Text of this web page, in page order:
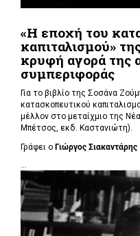
«Η εποχή του
καπιταλισμού»
κρυφή αγορά της
συμπεριφοράς
Για το βιβλίο της Σοσάνα
κατασκοπευτικού
μέλλον στο μεταίχμιο της
Μπέτσος, εκδ. Καστανιώτη).
Γράφει ο Γιώργος Σιακαντάρης
...